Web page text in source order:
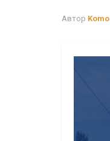
Автор Komo